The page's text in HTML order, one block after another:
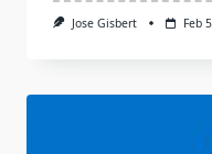
Jose Gisbert Feb